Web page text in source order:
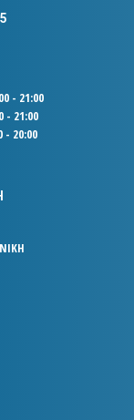
- 21:00
- 21:00
- 20:00